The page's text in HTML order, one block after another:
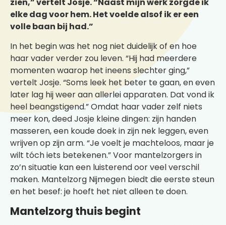
zien,” vertelt Josje. “Naast mijn werk zorgde ik
elke dag voor hem. Het voelde alsof ik er een
volle baan bij had.”
In het begin was het nog niet duidelijk of en hoe
haar vader verder zou leven. “Hij had meerdere
momenten waarop het ineens slechter ging,”
vertelt Josje. “Soms leek het beter te gaan, en even
later lag hij weer aan allerlei apparaten. Dat vond ik
heel beangstigend.” Omdat haar vader zelf niets
meer kon, deed Josje kleine dingen: zijn handen
masseren, een koude doek in zijn nek leggen, even
wrijven op zijn arm. “Je voelt je machteloos, maar je
wilt tóch iets betekenen.” Voor mantelzorgers in
zo’n situatie kan een luisterend oor veel verschil
maken. Mantelzorg Nijmegen biedt die eerste steun
en het besef: je hoeft het niet alleen te doen.
Mantelzorg thuis begint